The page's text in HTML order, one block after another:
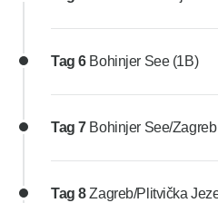
Tag 6 Bohinjer See (1B)
Tag 7 Bohinjer See/
Tag 8Zagreb/Plitvička